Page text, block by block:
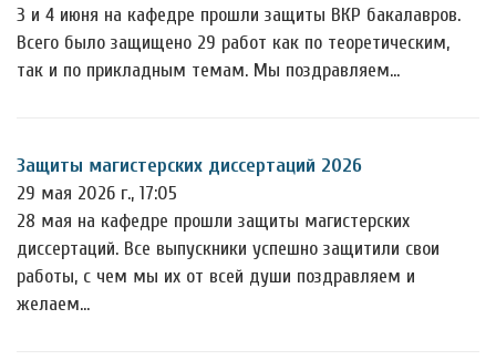
3 и 4 июня на кафедре прошли защиты ВКР бакалавров.
Всего было защищено 29 работ как по теоретическим,
так и по прикладным темам. Мы поздравляем…
Защиты магистерских диссертаций 2026
29 мая 2026 г., 17:05
28 мая на кафедре прошли защиты магистерских
диссертаций. Все выпускники успешно защитили свои
работы, с чем мы их от всей души поздравляем и
желаем…